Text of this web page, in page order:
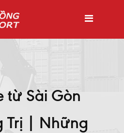
từ Sài Gòn
Trị | Những